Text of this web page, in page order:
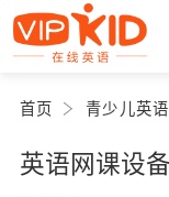
首页 青少儿英
英语网课设